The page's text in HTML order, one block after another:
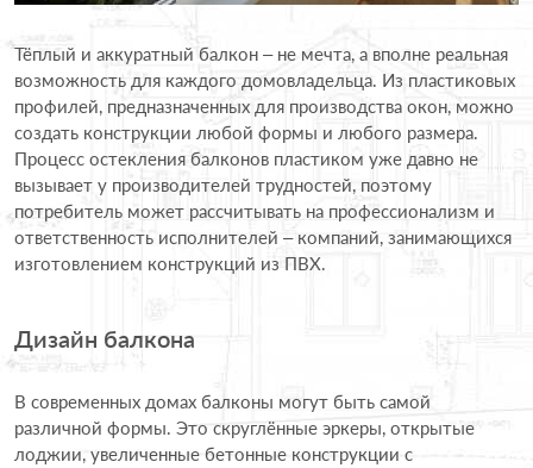
Тёплый и аккуратный балкон – не мечта, а вполне реальная
возможность для каждого домовладельца. Из пластиковых
профилей, предназначенных для производства окон, можно
создать конструкции любой формы и любого размера.
Процесс остекления балконов пластиком уже давно не
вызывает у производителей трудностей, поэтому
потребитель может рассчитывать на профессионализм и
ответственность исполнителей – компаний, занимающихся
изготовлением конструкций из ПВХ.
Дизайн балкона
В современных домах балконы могут быть самой
различной формы. Это скруглённые эркеры, открытые
лоджии, увеличенные бетонные конструкции с